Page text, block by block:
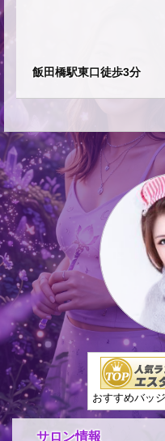
飯田橋駅東口徒歩3分
おすすめバッ
サロン情報